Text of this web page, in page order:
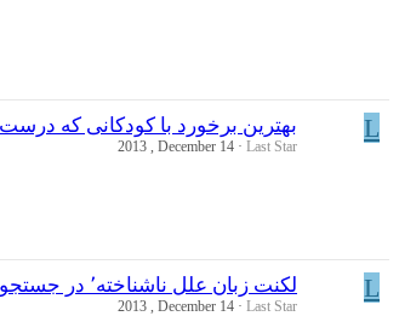
L بهترین برخورد با كودكانی كه
Last Star
2013 , December 14
L لکنت زبان علل ناشناخته٬ در جستجوی درمان
Last Star
2013 , December 14